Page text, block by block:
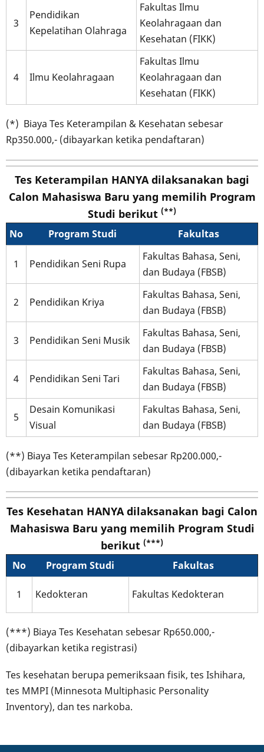
3
Pendidikan
Kepelatihan Olahraga
Fakultas Ilmu
Keolahragaan dan
Kesehatan (FIKK)
4 Ilmu Keolahragaan
Fakultas Ilmu
Keolahragaan dan
Kesehatan (FIKK)
(*) Biaya Tes Keterampilan & Kesehatan sebesar
Rp350.000,- (dibayarkan ketika pendaftaran)
Tes Keterampilan HANYA dilaksanakan bagi
Calon Mahasiswa Baru yang memilih Program
Studi berikut (**)
No Program Studi Fakultas
1 Pendidikan Seni Rupa
Fakultas Bahasa, Seni,
dan Budaya (FBSB)
2 Pendidikan Kriya
Fakultas Bahasa, Seni,
dan Budaya (FBSB)
3 Pendidikan Seni Musik
Fakultas Bahasa, Seni,
dan Budaya (FBSB)
4 Pendidikan Seni Tari
Fakultas Bahasa, Seni,
dan Budaya (FBSB)
5
Desain Komunikasi
Visual
Fakultas Bahasa, Seni,
dan Budaya (FBSB)
(**) Biaya Tes Keterampilan sebesar Rp200.000,-
(dibayarkan ketika pendaftaran)
Tes Kesehatan HANYAdilaksanakan bagi Calon
Mahasiswa Baru yang memilih Program Studi
berikut (***)
No Program Studi Fakultas
1 Kedokteran Fakultas Kedokteran
(***) Biaya Tes Kesehatan sebesar Rp650.000,-
(dibayarkan ketika registrasi)
Tes kesehatan berupa pemeriksaan fisik, tes Ishihara,
tes MMPI (Minnesota Multiphasic Personality
Inventory), dan tes narkoba.